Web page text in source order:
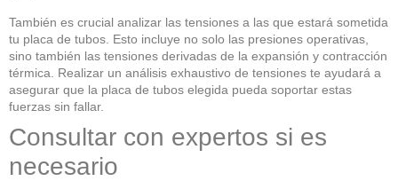
También es crucial analizar las tensiones a las que estará sometida
tu placa de tubos. Esto incluye no solo las presiones operativas,
sino también las tensiones derivadas de la expansión y contracción
térmica. Realizar un análisis exhaustivo de tensiones te ayudará a
asegurar que la placa de tubos elegida pueda soportar estas
fuerzas sin fallar.
Consultar con expertos si es
necesario